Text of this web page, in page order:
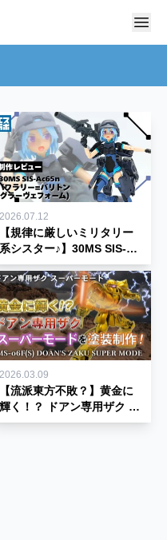
2026.07.12
【規律に厳しいミリタリー
系シスター♪】30MS SIS-
Ac65n パワラリー＝パリト
ン(グラーヴェフォーム) 制
作レビュー★【30 MINUTES
SISTERS】
2026.03.09
【流派東方不敗？】黄金に
輝く！？ ドアン専用ザク ス
ーパーモードを塗装制作！